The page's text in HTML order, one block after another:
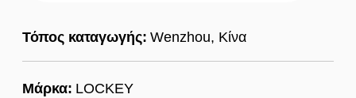
Τόπος καταγωγής: Wenzhou, Κίνα
Μάρκα: LOCKEY